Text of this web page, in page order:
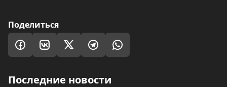
Поделиться
Последние новости